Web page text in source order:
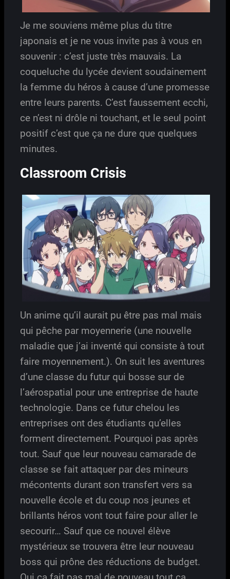
Je me souviens même plus du titre
japonais et je ne vous invite pas à vous en
souvenir : c’est juste très mauvais. La
coqueluche du lycée devient soudainement
la femme du héros à cause d’une promesse
entre leurs parents. C’est faussement ecchi,
ce n’est ni drôle ni touchant, et le seul point
positif c’est que ça ne dure que quelques
minutes.
Classroom Crisis
Un anime qu’il aurait pu être pas mal mais
qui pêche par moyennerie (une nouvelle
maladie que j’ai inventé qui consiste à tout
faire moyennement.). On suit les aventures
d’une classe du futur qui bosse sur de
l’aérospatial pour une entreprise de haute
technologie. Dans ce futur chelou les
entreprises ont des étudiants qu’elles
forment directement. Pourquoi pas après
tout. Sauf que leur nouveau camarade de
classe se fait attaquer par des mineurs
mécontents durant son transfert vers sa
nouvelle école et du coup nos jeunes et
brillants héros vont tout faire pour aller le
secourir… Sauf que ce nouvel élève
mystérieux se trouvera être leur nouveau
boss qui prône des réductions de budget.